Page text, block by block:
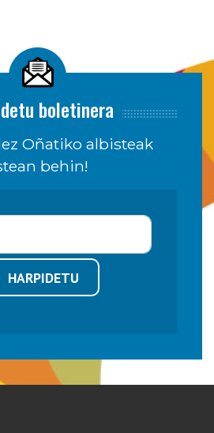
boletinera
Oñatiko albisteak
behin!
HARPIDETU